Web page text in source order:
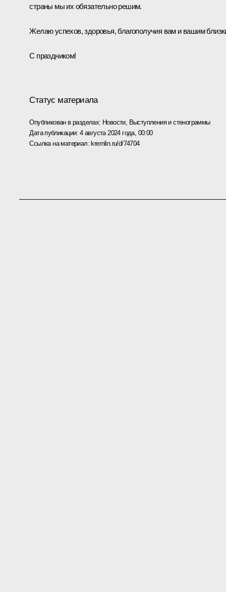
страны мы их обязательно решим.
Желаю успехов, здоровья, благополучия вам и вашим
С праздником!
Статус материала
Опубликован в разделах: Новости, Выступления и стенограммы
Дата публикации:4 августа 2024 года, 00:00
Ссылка на материал:kremlin.ru/d/74704